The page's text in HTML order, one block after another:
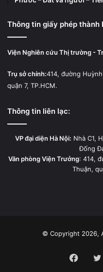
Thông tin giấy phép thành
Viện Nghiên cứu Thị trường -
Trụ sở chính:414, đường
quận 7, TP.HCM.
Thông tin liên lạc:
VP đại diện Hà Nội: Nhà C1,
Đống
Văn phòng Viện Trưởng: 414,
Thuận,
© Copyright 2026,